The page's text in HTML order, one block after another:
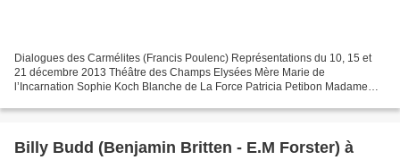
Dialogues des Carmélites (Francis Poulenc) Représentations du 10, 15 et
21 décembre 2013 Théâtre des Champs Elysées Mère Marie de
l’Incarnation Sophie Koch Blanche de La Force Patricia Petibon Madame
Billy Budd (Benjamin Britten - E.M Forster) à